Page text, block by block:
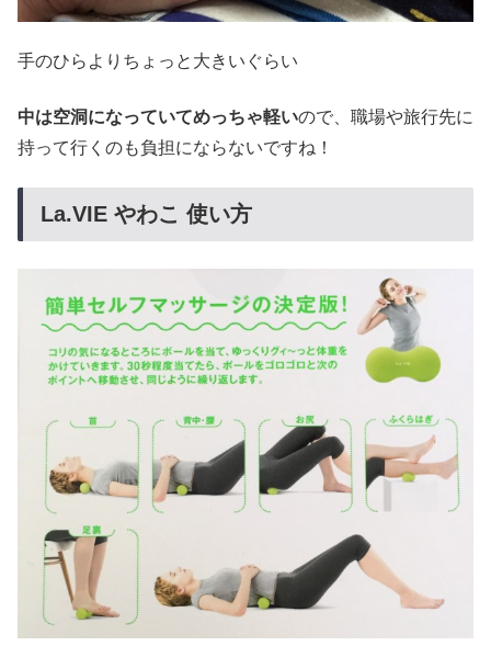
手のひらよりちょっと大きいぐらい
中は空洞になっていてめっちゃ軽いので、職場や旅行先に
持って行くのも負担にならないですね！
La.VIE やわこ 使い方